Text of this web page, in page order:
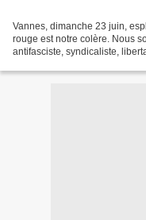
Vannes, dimanche 23 juin,
rouge est notre colère. Nous
antifasciste, syndicaliste,